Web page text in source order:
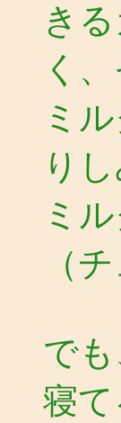
き
く
ミ
り
ミ
（
で
寝